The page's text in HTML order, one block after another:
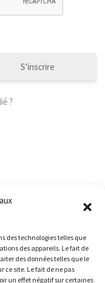
des technologies telles que
des appareils. Le fait de
des données telles que le
ce site. Le fait de ne pas
un effet négatif sur certaines
S’inscrire
?
15/09/2019
À LA LISTE DES